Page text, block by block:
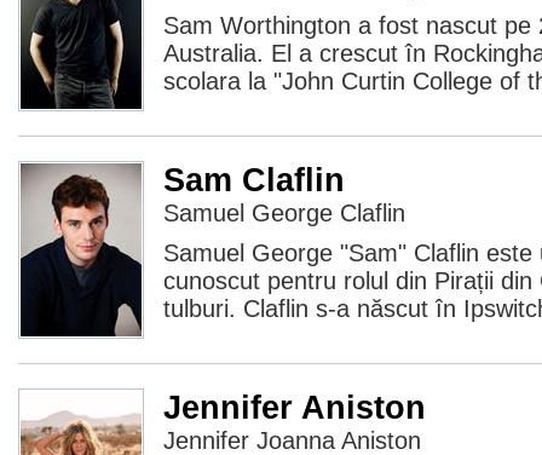
Sam Worthington a fost nascut pe
Australia. El a crescut în
scolara la "John Curtin College of
Sam Claflin
Samuel George Claflin
Samuel George "Sam" Claflin
cunoscut pentru rolul din Pirații
tulburi. Claflin s-a născut în
Jennifer Aniston
Jennifer Joanna Aniston